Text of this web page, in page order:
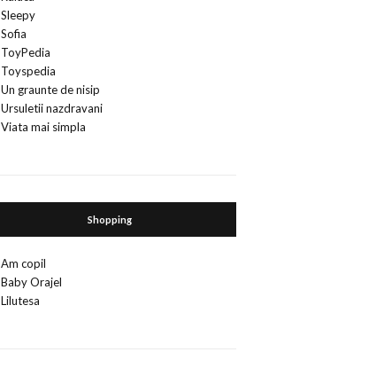
Sleepy
Sofia
ToyPedia
Toyspedia
Un graunte de nisip
Ursuletii nazdravani
Viata mai simpla
Shopping
Am copil
Baby Orajel
Lilutesa